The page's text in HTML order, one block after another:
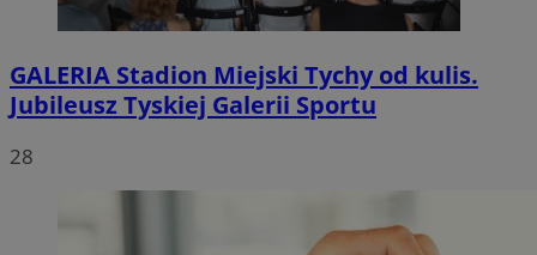
GALERIA Stadion Miejski Tychy od kulis.
Jubileusz Tyskiej Galerii Sportu
28